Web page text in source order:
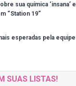
sua química ‘insana’
“Station 19”
esperadas pela
SUAS LISTAS!